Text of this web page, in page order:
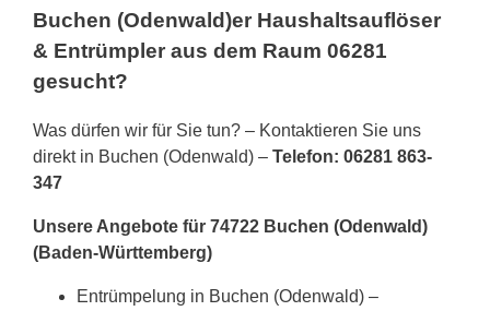
Buchen (Odenwald)er Haushaltsauflöser
& Entrümpler aus dem Raum 06281
gesucht?
Was dürfen wir für Sie tun? – Kontaktieren Sie uns
direkt in Buchen (Odenwald) – Telefon: 06281 863-
347
Unsere Angebote für 74722 Buchen (Odenwald)
(Baden-Württemberg)
Entrümpelung in Buchen (Odenwald) –